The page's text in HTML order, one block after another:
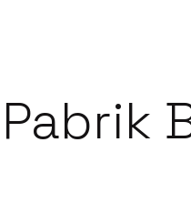
Pabrik